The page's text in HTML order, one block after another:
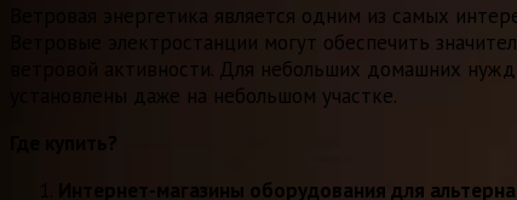
Ветровая энергетика является одним из самых
Ветровые электростанции могут обеспечить
ветровой активности. Для небольших домашних
установлены даже на небольшом участке.
Где купить?
Интернет-магазины оборудования для